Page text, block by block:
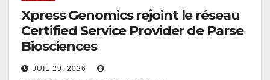
Xpress Genomics rejoint le réseau
Certified Service Provider de Parse
Biosciences
JUIL 29, 2026